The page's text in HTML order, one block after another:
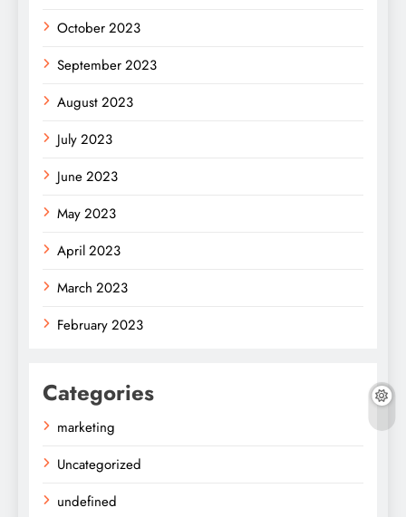
October 2023
September 2023
August 2023
July 2023
June 2023
May 2023
April 2023
March 2023
February 2023
Categories
marketing
Uncategorized
undefined